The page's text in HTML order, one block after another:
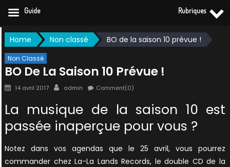
Skip
to
content
Home Non classé BO de la saison 10 prévue !
Non Classé
BO De La Saison 10 Prévue !
Posted
14 avril 2017 Author
admin Comment(0)
La musique de la saison 10 est
passée inaperçue pour vous ?
Notez dans vos agendas que le 25 avril, vous pourrez
commander chez La-La Lands Records, le double CD de la
Guide Rubriques